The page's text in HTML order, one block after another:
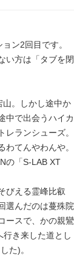
ン2回目です。
い方は「タブを閉
。しかし途中か
中で出会うハイカ
ランシューズ。
てんやわんや。
の「S-LAB XT
びえる霊峰比叡
選んだのは蔓殊院
ースで、かの親鸞
き来した道とし
た)。